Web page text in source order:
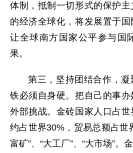
体制，抵制一切形式的保护
的经济全球化，将发展置于国
让全球南方国家公平参与国
果。
第三，坚持团结合作，
铁必须自身硬。把自己的事
外部挑战。金砖国家人口占
约占世界30%，贸易总额占世
富矿”、“大工厂”、“大市场”。